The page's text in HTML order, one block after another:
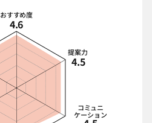
おすすめ度
4.6
提案力
4.5
コミュニ
ケーション